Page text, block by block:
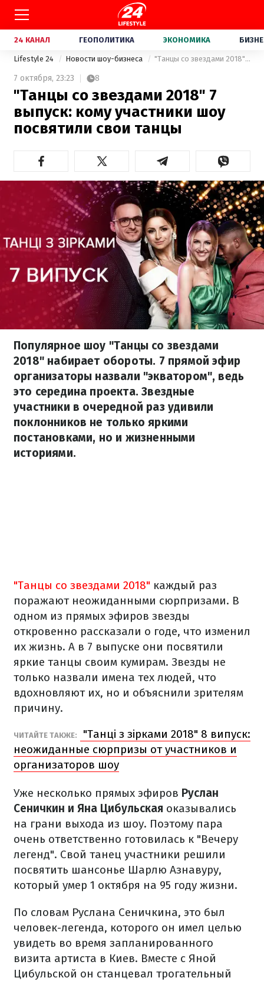
24 КАНАЛ ГЕОПОЛИТИКА ЭКОНОМИКА
Lifestyle 24 Новости шоу-бизнеса "Танцы со звездами 2018" 7 выпуск: кому участники шоу посвятили свои танцы
7 октября, 23:23 8
"Танцы со звездами 2018" 7
выпуск: кому участники шоу
посвятили свои танцы
Популярное шоу "Танцы со звездами
2018" набирает обороты. 7 прямой эфир
организаторы назвали "экватором", ведь
это середина проекта. Звездные
участники в очередной раз удивили
поклонников не только яркими
постановками, но и жизненными
историями.
"Танцы со звездами 2018" каждый раз
поражают неожиданными сюрпризами. В
одном из прямых эфиров звезды
откровенно рассказали о годе, что изменил
их жизнь. А в 7 выпуске они посвятили
яркие танцы своим кумирам. Звезды не
только назвали имена тех людей, что
вдохновляют их, но и объяснили зрителям
причину.
ЧИТАЙТЕ ТАКЖЕ:
"Танці з зірками 2018" 8 випуск:
неожиданные сюрпризы от участников и
организаторов шоу
Уже несколько прямых эфиров Руслан
Сеничкин и Яна Цибульская оказывались
на грани выхода из шоу. Поэтому пара
очень ответственно готовилась к "Вечеру
легенд". Свой танец участники решили
посвятить шансонье Шарлю Азнавуру,
который умер 1 октября на 95 году жизни.
По словам Руслана Сеничкина, это был
человек-легенда, которого он имел целью
увидеть во время запланированного
визита артиста в Киев. Вместе с Яной
Цибульской он станцевал трогательный